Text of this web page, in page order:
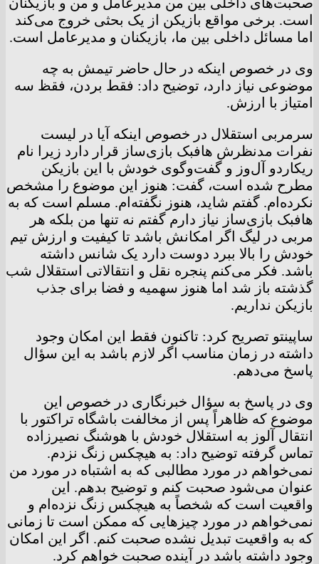
است. برخی مواقع بازیکن از یک بحثی خروج می‌کند
اما مسائل داخلی بین ما، بازیکنان و مدیرعامل است.
وی در خصوص اینکه در حال حاضر تیمش به چه
موضوعی نیاز دارد، توضیح داد: فقط بردن، فقظ سه
امتیاز با ارزش.
سرمربی استقلال در خصوص اینکه آیا در لیست
نفرات مدنظرش هافبک بازی‌ساز قرار دارد زیرا نام
ریکاردو آل‌وز و گفت‌وگوی خودش با این بازیکن
مطرح شده است، گفت: هنوز این موضوع را مشخص
نکرده‌ام. گفتم شاید، هنوز نگفته‌ام. مسلم است که به
هافبک بازی‌ساز نیاز دارم گفتم نه تنها من بلکه هر
مربی در لیگ اگر امکانش باشد تا کیفیت و ارزش تیم
خودش را بالا ببرد دوست دارد یک شانس داشته
باشد. فکر می‌کنم پنجره نقل و انتقالاتی استقلال شب
گذشته باز شد اما هنوز سهمیه و فضا برای جذب
بازیکن نداریم.
ساپینتو تصریح کرد: تاکنون فقط این امکان وجود
داشته در زمان مناسب اگر لازم باشد به این سؤال
پاسخ می‌دهم.
وی در پاسخ به سؤال خبرنگاری در خصوص این
موضوع که ظاهراً پس از مخالفت باشگاه تراکتور با
انتقال آلوز به استقلال خودش با هوشنگ نصیرزاده
تماس گرفته توضیح داد: به هیچکس زنگ نزدم.
نمی‌خواهم در مورد مطالبی که به اشتباه در مورد من
عنوان می‌شود صحبت کنم و توضیح بدهم. این
واقعیت است که شخصاً به هیچکس زنگ نزده‌ام و
نمی‌خواهم در مورد چیزهایی که ممکن است تا زمانی
که به واقعیت تبدیل نشده صحبت کنم. اگر این امکان
وجود داشته باشد در آینده صحبت خواهم کرد.